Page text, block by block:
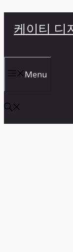
너
뛰
기
케이티 디
Menu